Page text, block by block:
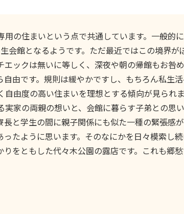
の住まいという点で共通しています。一般的
会館となるようです。ただ最近ではこの境界が
ックは無いに等しく、深夜や朝の帰館もお咎
由です。規則は緩やかですし、もちろん私生
由度の高い住まいを理想とする傾向が見られ
家の両親の想いと、会館に暮らす子弟との思
と学生の間に親子関係にも似た一種の緊張感
たように思います。そのなにかを日々模索し
をともした代々木公園の露店です。これも郷愁